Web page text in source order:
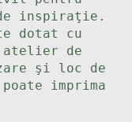
inspiraţie.
dotat cu
de
şi loc de
imprima